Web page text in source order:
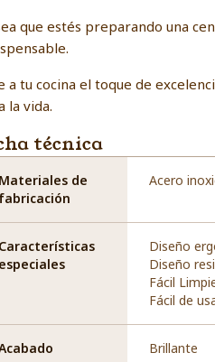
que estés preparando una
a tu cocina el toque de
la vida.
técnica
Materiales de
fabricación
Acero
Características
especiales
Diseño
Diseño
Fácil
Fácil de
Brillante